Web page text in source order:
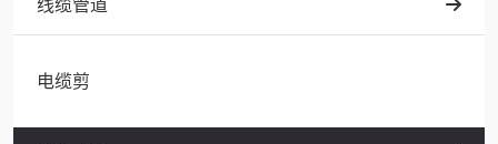
电缆剪